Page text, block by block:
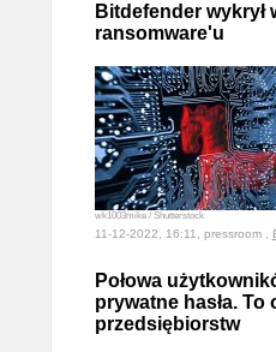
Bitdefender wykrył
ransomware'u
wk1003mike / Shutterstock
11-12-2022, 16:11, pressroom ,
Połowa
prywatne hasła.
przedsiębiorstw